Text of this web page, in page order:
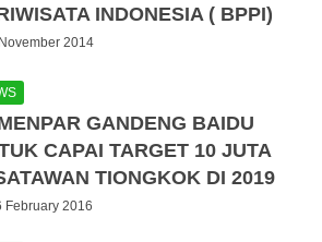
INDONESIA ( BPPI)
2014
GANDENG BAIDU
CAPAI TARGET 10 JUTA
TIONGKOK DI 2019
February 2016